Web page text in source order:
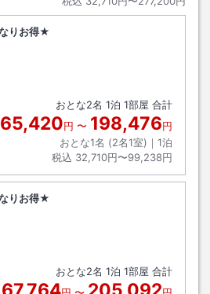
なりお得★
ト
おとな2名 1泊 1部屋 合計
65,420円 〜 198,476円
おとな1名 (2名1室)｜ 1泊
税込 32,710円〜99,238円
なりお得★
ト
おとな2名 1泊 1部屋 合計